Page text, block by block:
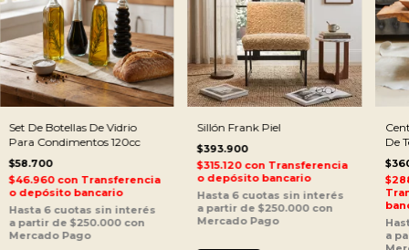
Set De Botellas De Vidrio
Para Condimentos 120cc
$58.700
$46.960 con Transferencia
o depósito bancario
Sillón Frank Piel
$393.900
$315.120 con Transferencia
o depósito bancario
De